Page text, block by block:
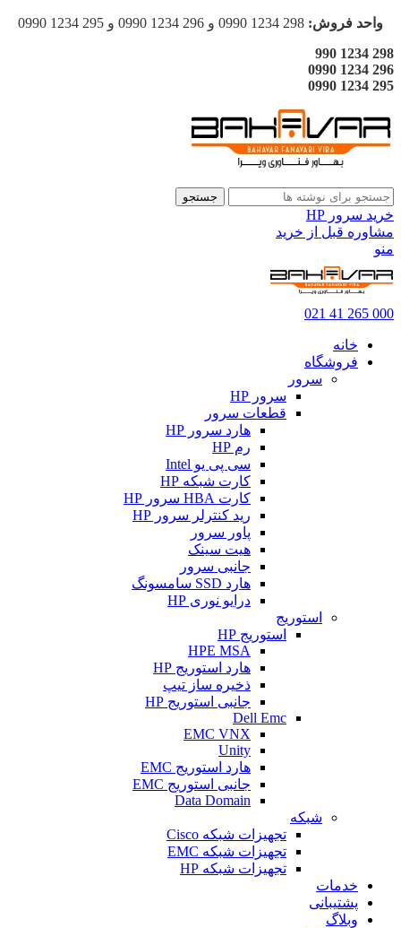
واحد فروش:
298 1234 990
296 1234 0990
295 1234 0990
جستجو
خرید سرور HP
مشاوره قبل از خرید
منو
000 265 41 021
خانه
فروشگاه
سرور
سرور HP
قطعات سرور
هارد سرور HP
رم HP
سی پی یو Intel
کارت شبکه HP
کارت HBA سرور HP
رید کنترلر سرور HP
پاور سرور
هیت سینک
جانبی سرور
هارد SSD سامسونگ
درایو نوری HP
استوریج
استوریج HP
HPE MSA
هارد استوریج HP
ذخیره ساز تیپ
جانبی استوریج HP
Dell Emc
EMC VNX
Unity
هارد استوریج EMC
جانبی استوریج EMC
Data Domain
شبکه
تجهیزات شبکه Cisco
تجهیزات شبکه EMC
تجهیزات شبکه HP
خدمات
پشتیبانی
وبلاگ